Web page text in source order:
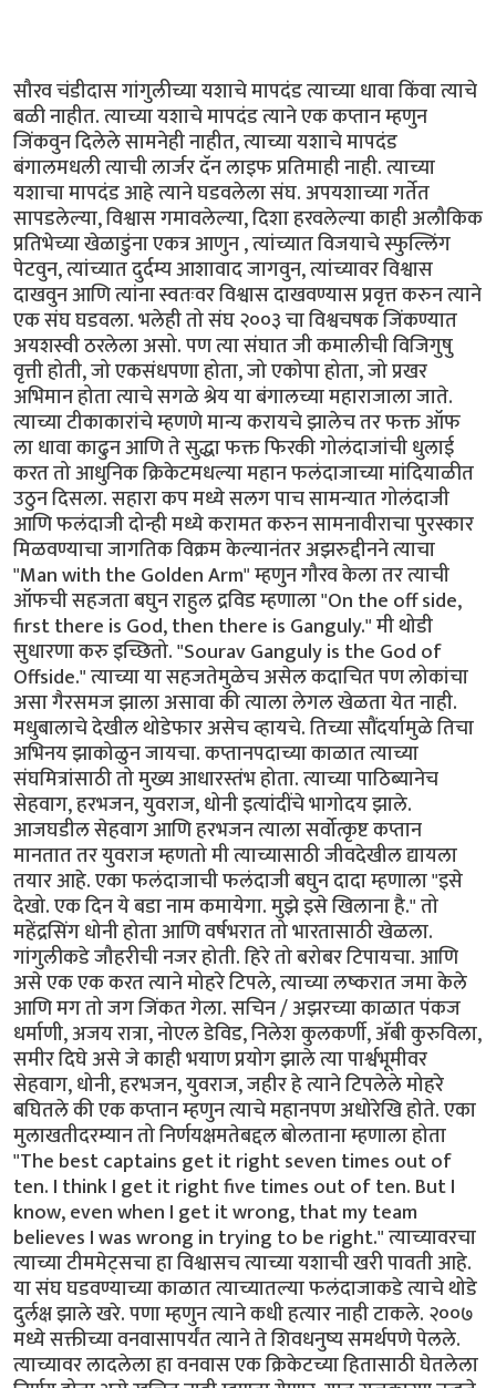
सौरव चंडीदास गांगुलीच्या यशाचे मापदंड त्याच्या धावा किंवा त्याचे
बळी नाहीत. त्याच्या यशाचे मापदंड त्याने एक कप्तान म्हणुन
जिंकवुन दिलेले सामनेही नाहीत, त्याच्या यशाचे मापदंड
बंगालमधली त्याची लार्जर दॅन लाइफ प्रतिमाही नाही. त्याच्या
यशाचा मापदंड आहे त्याने घडवलेला संघ. अपयशाच्या गर्तेत
सापडलेल्या, विश्वास गमावलेल्या, दिशा हरवलेल्या काही अलौकिक
प्रतिभेच्या खेळाडुंना एकत्र आणुन , त्यांच्यात विजयाचे स्फुल्लिंग
पेटवुन, त्यांच्यात दुर्दम्य आशावाद जागवुन, त्यांच्यावर विश्वास
दाखवुन आणि त्यांना स्वतःवर विश्वास दाखवण्यास प्रवृत्त करुन त्याने
एक संघ घडवला. भलेही तो संघ २००३ चा विश्वचषक जिंकण्यात
अयशस्वी ठरलेला असो. पण त्या संघात जी कमालीची विजिगुषु
वृत्ती होती, जो एकसंधपणा होता, जो एकोपा होता, जो प्रखर
अभिमान होता त्याचे सगळे श्रेय या बंगालच्या महाराजाला जाते.
त्याच्या टीकाकारांचे म्हणणे मान्य करायचे झालेच तर फक्त ऑफ
ला धावा काढुन आणि ते सुद्धा फक्त फिरकी गोलंदाजांची धुलाई
करत तो आधुनिक क्रिकेटमधल्या महान फलंदाजाच्या मांदियाळीत
उठुन दिसला. सहारा कप मध्ये सलग पाच सामन्यात गोलंदाजी
आणि फलंदाजी दोन्ही मध्ये करामत करुन सामनावीराचा पुरस्कार
मिळवण्याचा जागतिक विक्रम केल्यानंतर अझरुद्दीनने त्याचा
"Man with the Golden Arm" म्हणुन गौरव केला तर त्याची
ऑफची सहजता बघुन राहुल द्रविड म्हणाला "On the off side,
first there is God, then there is Ganguly." मी थोडी
सुधारणा करु इच्छितो. "Sourav Ganguly is the God of
Offside." त्याच्या या सहजतेमुळेच असेल कदाचित पण लोकांचा
असा गैरसमज झाला असावा की त्याला लेगल खेळता येत नाही.
मधुबालाचे देखील थोडेफार असेच व्हायचे. तिच्या सौंदर्यामुळे तिचा
अभिनय झाकोळुन जायचा. कप्तानपदाच्या काळात त्याच्या
संघमित्रांसाठी तो मुख्य आधारस्तंभ होता. त्याच्या पाठिब्यानेच
सेहवाग, हरभजन, युवराज, धोनी इत्यांदींचे भागोदय झाले.
आजघडील सेहवाग आणि हरभजन त्याला सर्वोत्कृष्ट कप्तान
मानतात तर युवराज म्हणतो मी त्याच्यासाठी जीवदेखील द्यायला
तयार आहे. एका फलंदाजाची फलंदाजी बघुन दादा म्हणाला "इसे
देखो. एक दिन ये बडा नाम कमायेगा. मुझे इसे खिलाना है." तो
महेंद्रसिंग धोनी होता आणि वर्षभरात तो भारतासाठी खेळला.
गांगुलीकडे जौहरीची नजर होती. हिरे तो बरोबर टिपायचा. आणि
असे एक एक करत त्याने मोहरे टिपले, त्याच्या लष्करात जमा केले
आणि मग तो जग जिंकत गेला. सचिन / अझरच्या काळात पंकज
धर्माणी, अजय रात्रा, नोएल डेविड, निलेश कुलकर्णी, अ‍ॅबी कुरुविला,
समीर दिघे असे जे काही भयाण प्रयोग झाले त्या पार्श्वभूमीवर
सेहवाग, धोनी, हरभजन, युवराज, जहीर हे त्याने टिपलेले मोहरे
बघितले की एक कप्तान म्हणुन त्याचे महानपण अधोरेखि होते. एका
मुलाखतीदरम्यान तो निर्णयक्षमतेबद्दल बोलताना म्हणाला होता
"The best captains get it right seven times out of
ten. I think I get it right five times out of ten. But I
know, even when I get it wrong, that my team
believes I was wrong in trying to be right." त्याच्यावरचा
त्याच्या टीममेट्सचा हा विश्वासच त्याच्या यशाची खरी पावती आहे.
या संघ घडवण्याच्या काळात त्याच्यातल्या फलंदाजाकडे त्याचे थोडे
दुर्लक्ष झाले खरे. पणा म्हणुन त्याने कधी हत्यार नाही टाकले. २००७
मध्ये सक्तीच्या वनवासापर्यंत त्याने ते शिवधनुष्य समर्थपणे पेलले.
त्याच्यावर लादलेला हा वनवास एक क्रिकेटच्या हितासाठी घेतलेला